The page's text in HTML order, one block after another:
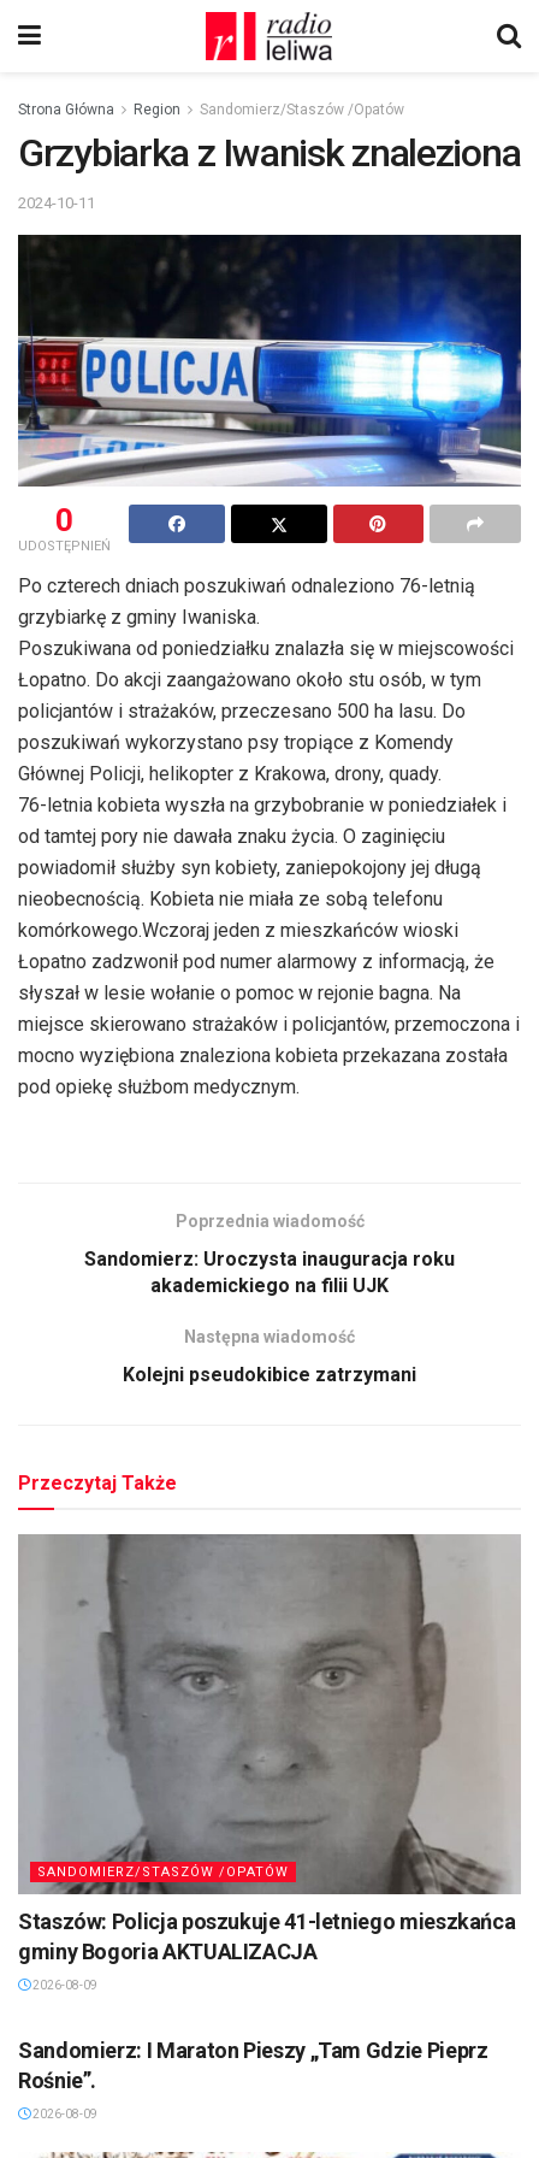
Strona Główna Region Sandomierz/Staszów /Opatów
Grzybiarka z Iwanisk znaleziona
2024-10-11
0
UDOSTĘPNIEŃ
Po czterech dniach poszukiwań odnaleziono 76-letnią
grzybiarkę z gminy Iwaniska.
Poszukiwana od poniedziałku znalazła się w miejscowości
Łopatno. Do akcji zaangażowano około stu osób, w tym
policjantów i strażaków, przeczesano 500 ha lasu. Do
poszukiwań wykorzystano psy tropiące z Komendy
Głównej Policji, helikopter z Krakowa, drony, quady.
76-letnia kobieta wyszła na grzybobranie w poniedziałek i
od tamtej pory nie dawała znaku życia. O zaginięciu
powiadomił służby syn kobiety, zaniepokojony jej długą
nieobecnością. Kobieta nie miała ze sobą telefonu
komórkowego.Wczoraj jeden z mieszkańców wioski
Łopatno zadzwonił pod numer alarmowy z informacją, że
słyszał w lesie wołanie o pomoc w rejonie bagna. Na
miejsce skierowano strażaków i policjantów, przemoczona i
mocno wyziębiona znaleziona kobieta przekazana została
pod opiekę służbom medycznym.
Poprzednia wiadomość
Sandomierz: Uroczysta inauguracja roku
akademickiego na filii UJK
Następna wiadomość
Kolejni pseudokibice zatrzymani
Przeczytaj Także
SANDOMIERZ/STASZÓW /OPATÓW
Staszów: Policja poszukuje 41-letniego mieszkańca
gminy Bogoria AKTUALIZACJA
2026-08-09
Sandomierz: I Maraton Pieszy „Tam Gdzie Pieprz
Rośnie”.
2026-08-09